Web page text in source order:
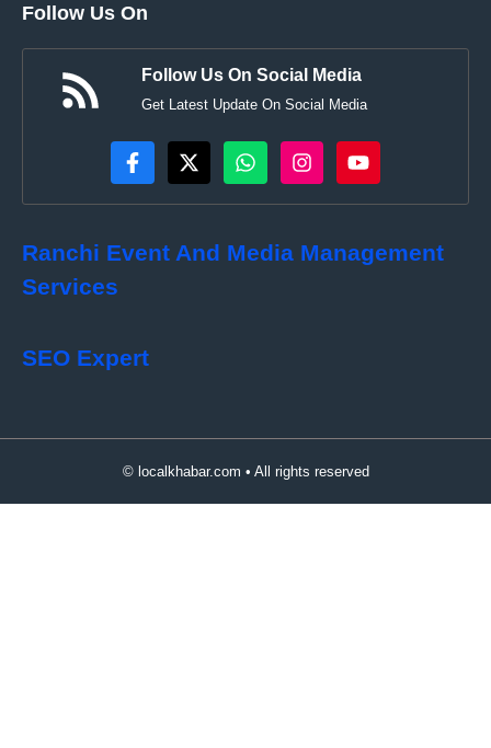
Follow Us On
Follow Us On Social Media
Get Latest Update On Social Media
Ranchi Event And Media Management
Services
SEO Expert
© localkhabar.com • All rights reserved